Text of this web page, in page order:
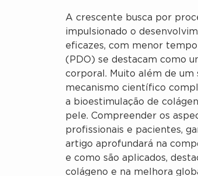
A crescente busca por
impulsionado o
eficazes, com menor tempo
(PDO) se destacam como
corporal. Muito além de um
mecanismo científico
a bioestimulação de
pele. Compreender os
profissionais e pacientes,
artigo aprofundará na
e como são aplicados,
colágeno e na melhora